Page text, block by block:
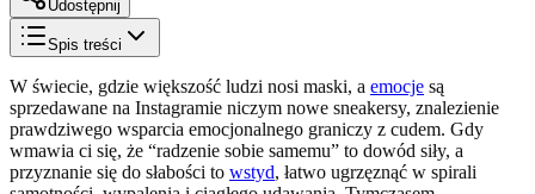
Udostępnij
Spis treści
W świecie, gdzie większość ludzi nosi maski, a emocje są
sprzedawane na Instagramie niczym nowe sneakersy, znalezienie
prawdziwego wsparcia emocjonalnego graniczy z cudem. Gdy
wmawia ci się, że “radzenie sobie samemu” to dowód siły, a
przyznanie się do słabości to wstyd, łatwo ugrzęznąć w spirali